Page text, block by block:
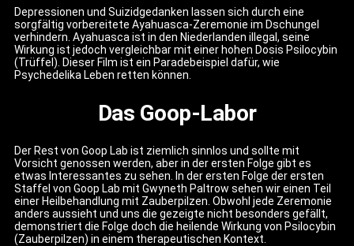
Depressionen und Suizidgedanken lassen sich durch eine
sorgfältig vorbereitete Ayahuasca-Zeremonie im Dschungel
verhindern. Ayahuasca ist in den Niederlanden illegal, seine
Wirkung ist jedoch vergleichbar mit einer hohen Dosis Psilocybin
(Trüffel). Dieser Film ist ein Paradebeispiel dafür, wie
Psychedelika Leben retten können.
Das Goop-Labor
Der Rest von Goop Lab ist ziemlich sinnlos und sollte mit
Vorsicht genossen werden, aber in der ersten Folge gibt es
etwas Interessantes zu sehen. In der ersten Folge der ersten
Staffel von Goop Lab mit Gwyneth Paltrow sehen wir einen Teil
einer Heilbehandlung mit Zauberpilzen. Obwohl jede Zeremonie
anders aussieht und uns die gezeigte nicht besonders gefällt,
demonstriert die Folge doch die heilende Wirkung von Psilocybin
(Zauberpilzen) in einem therapeutischen Kontext.